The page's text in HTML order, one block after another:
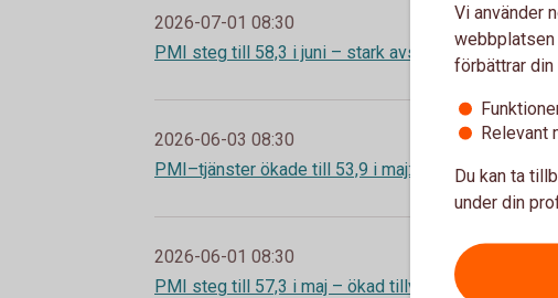
2026-07-01 08:30
PMI steg till 58,3 i juni – stark avslutning av andra
2026-06-03 08:30
PMI–tjänster ökade till 53,9 i maj: tillväxt utan att ta
2026-06-01 08:30
PMI steg till 57,3 i maj – ökad tillväxt och högre
Vi använder
webbplatsen
förbättrar
Relevant
Du kan ta
under din